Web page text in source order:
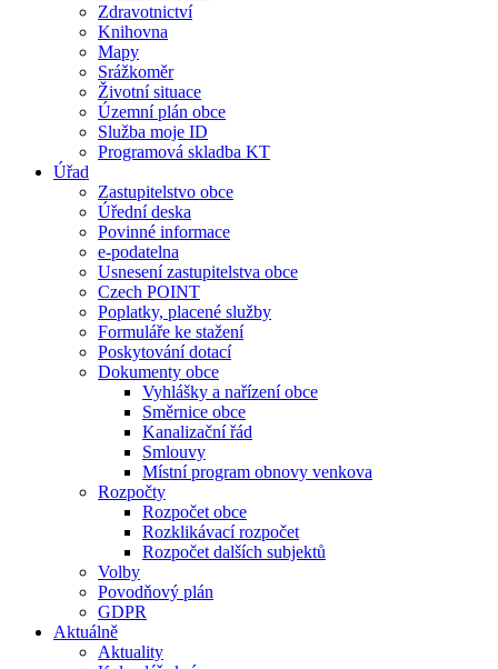
Zdravotnictví
Knihovna
Mapy
Srážkoměr
Životní situace
Územní plán obce
Služba moje ID
Programová skladba KT
Úřad
Zastupitelstvo obce
Úřední deska
Povinné informace
e-podatelna
Usnesení zastupitelstva obce
Czech POINT
Poplatky, placené služby
Formuláře ke stažení
Poskytování dotací
Dokumenty obce
Vyhlášky a nařízení obce
Směrnice obce
Kanalizační řád
Smlouvy
Místní program obnovy venkova
Rozpočty
Rozpočet obce
Rozklikávací rozpočet
Rozpočet dalších subjektů
Volby
Povodňový plán
GDPR
Aktuálně
Aktuality